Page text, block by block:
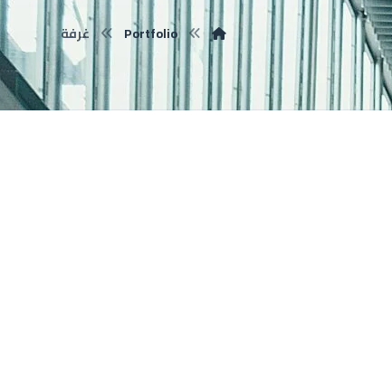
Portfolio غرفة